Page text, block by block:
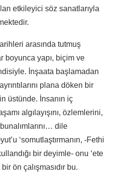
etkileyici söz sanatlarıyla
arasında tutmuş
boyunca yapı, biçim ve
İnşaata başlamadan
plana döken bir
üstünde. İnsanın iç
algılayışını, özlemlerini,
bunalımlarını… dile
‘somutlaştırmanın, -Fethi
bir deyimle- onu ‘ete
ön çalışmasıdır bu.